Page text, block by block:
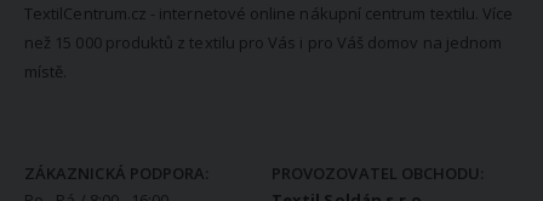
TextilCentrum.cz - internetové online nákupní centrum textilu. Více
než 15 000 produktů z textilu pro Vás i pro Váš domov na jednom
místě.
ZÁKAZNICKÁ PODPORA:
PROVOZOVATEL OBCHODU: